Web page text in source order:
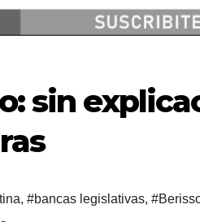
sin
, #bancas legislativas,